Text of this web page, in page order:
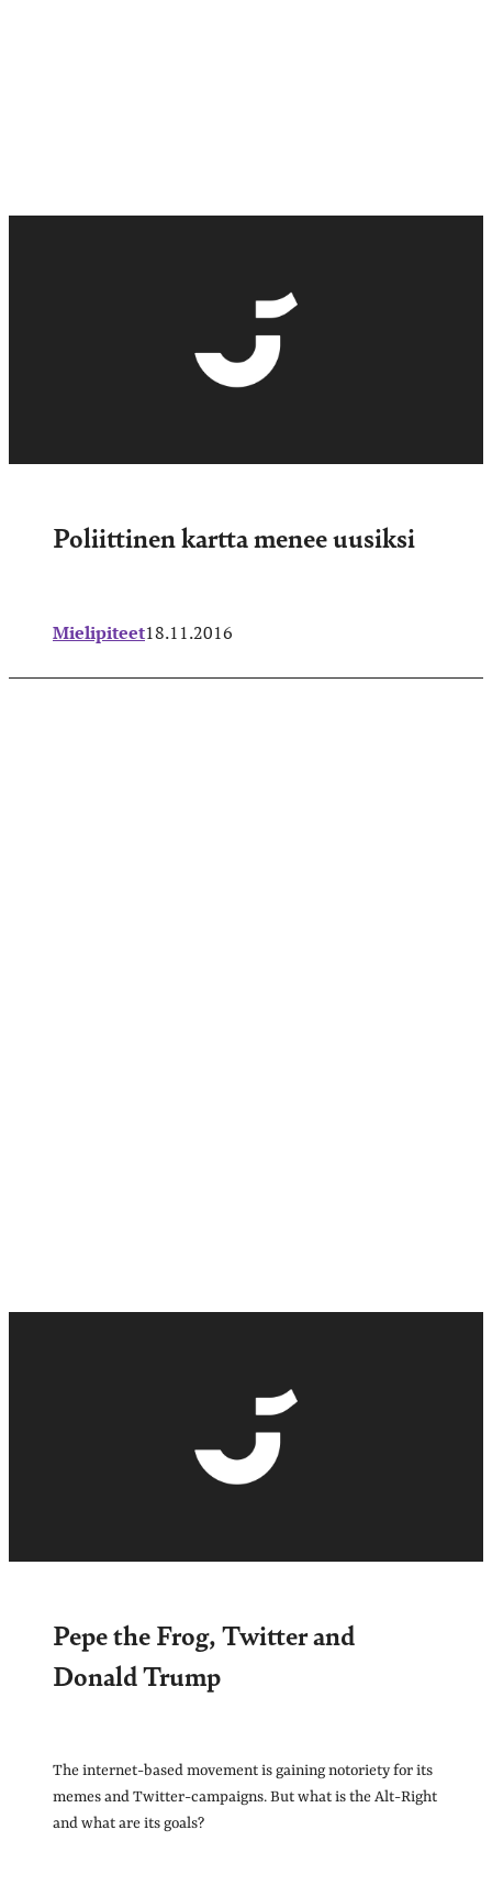
Poliittinen kartta menee uusiksi
Mielipiteet18.11.2016
Pepe the Frog, Twitter and
Donald Trump
The internet-based movement is gaining notoriety for its
memes and Twitter-campaigns. But what is the Alt-Right
and what are its goals?